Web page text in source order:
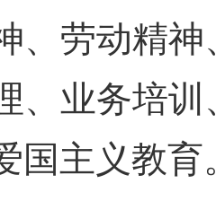
、劳动精
、业务培
国主义教育